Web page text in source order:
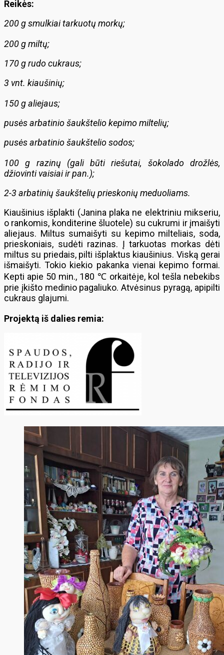
Reikės:
200 g smulkiai tarkuotų morkų;
200 g miltų;
170 g rudo cukraus;
3 vnt. kiaušinių;
150 g aliejaus;
pusės arbatinio šaukštelio kepimo miltelių;
pusės arbatinio šaukštelio sodos;
100 g razinų (gali būti riešutai, šokolado drožlės,
džiovinti vaisiai ir pan.);
2-3 arbatinių šaukštelių prieskonių meduoliams.
Kiaušinius išplakti (Janina plaka ne elektriniu mikseriu,
o rankomis, konditerine šluotele) su cukrumi ir įmaišyti
aliejaus. Miltus sumaišyti su kepimo milteliais, soda,
prieskoniais, sudėti razinas. Į tarkuotas morkas dėti
miltus su priedais, pilti išplaktus kiaušinius. Viską gerai
išmaišyti. Tokio kiekio pakanka vienai kepimo formai.
Kepti apie 50 min., 180 ℃ orkaitėje, kol tešla nebekibs
prie įkišto medinio pagaliuko. Atvėsinus pyragą, apipilti
cukraus glajumi.
Projektą iš dalies remia: